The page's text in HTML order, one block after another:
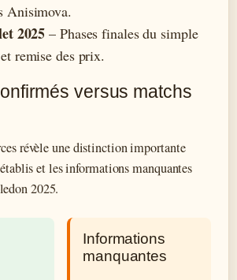
Anisimova.
2025 – Phases finales du simple
remise des prix.
versus matchs
révèle une distinction importante
et les informations manquantes
2025.
Informations
manquantes